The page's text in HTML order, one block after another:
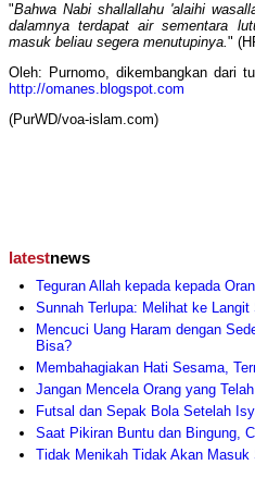
"Bahwa Nabi shallallahu 'alaihi
dalamnya terdapat air sementara
masuk beliau segera menutupinya."
Oleh: Purnomo, dikembangkan dari
http://omanes.blogspot.com
(PurWD/voa-islam.com)
latestnews
Teguran Allah kepada kepada
Sunnah Terlupa: Melihat ke
Mencuci Uang Haram dengan
Bisa?
Membahagiakan Hati Sesama,
Jangan Mencela Orang yang
Futsal dan Sepak Bola Setelah
Saat Pikiran Buntu dan Bingung,
Tidak Menikah Tidak Akan Masuk